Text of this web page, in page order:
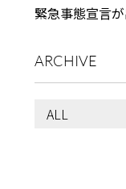
緊急事態宣言
ARCHIVE
ALL